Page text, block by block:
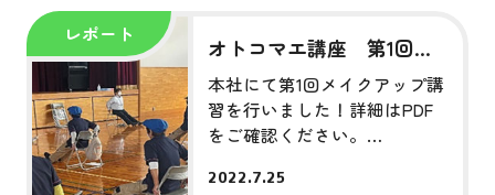
オトコマエ講座 第1回メ
イクアップ講習
本社にて第1回メイクアップ講
習を行いました！詳細はPDF
をご確認ください。
2022.7.25